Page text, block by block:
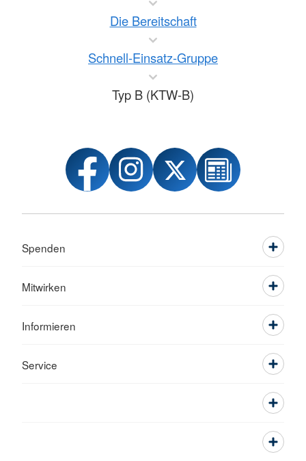
Die Bereitschaft
Schnell-Einsatz-Gruppe
Typ B (KTW-B)
Spenden
Mitwirken
Informieren
Service